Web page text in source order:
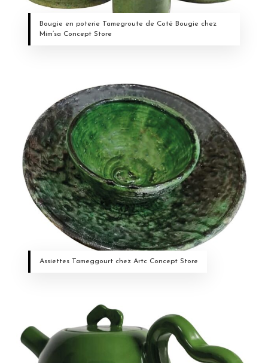
Bougie en poterie Tamegroute de Coté Bougie chez
Mim’sa Concept Store
Assiettes Tameggourt chez Artc Concept Store